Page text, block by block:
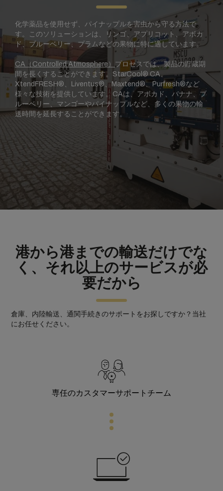
化学薬品を使用せず、パイナップルを害虫から守る方法で
す。このソリューションは、リンゴ、アプリコット、アボカ
ド、ブルーベリー、プラムなどの果物に特に適しています。
CA（Controlled Atmosphere） プロセスでは、製品の貯蔵期
間を長くすることができます。StarCool® CA、
XtendFRESH®、Liventus®、Maxtend®、Purfresh®など
様々な技術を提供しています。CAは、アボカド、バナナ、ブ
ルーベリー、マンゴーやパイナップルなど、多くの果物の輸
送時間を延長することができます。
港から港までの輸送だけでな
く、それ以上のサービスが必
要だから
倉庫、内陸輸送、通関手続きのサポートをお探しですか？当社
にお任せください。
専任のカスタマーサポートチーム